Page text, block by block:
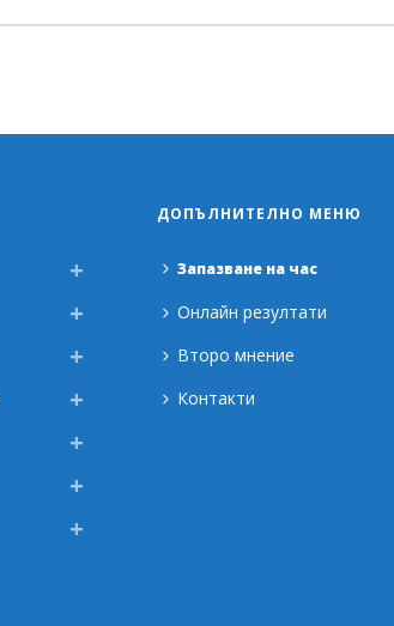
ДОПЪЛНИТЕЛНО МЕНЮ
Запазване на час
Онлайн резултати
Второ мнение
Контакти